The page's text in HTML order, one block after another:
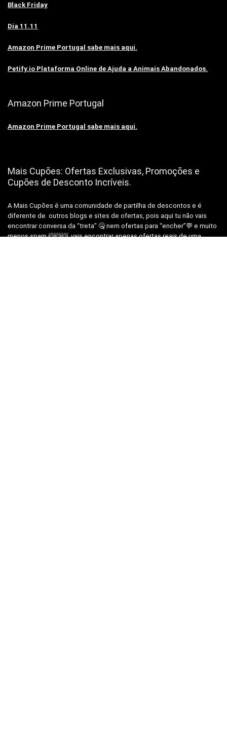
Black Friday
Dia 11.11
Amazon Prime Portugal sabe mais aqui.
Petify.io Plataforma Online de Ajuda a Animais Abandonados.
Amazon Prime Portugal
Amazon Prime Portugal sabe mais aqui.
Mais Cupões: Ofertas Exclusivas, Promoções e
Cupões de Desconto Incríveis.
A Mais Cupões é uma comunidade de partilha de descontos e é
diferente de outros blogs e sites de ofertas, pois aqui tu não vais
encontrar conversa da “treta” 🤐 nem ofertas para “encher”💬 e muito
menos spam 📨📨📨, vais encontrar apenas ofertas reais de uma